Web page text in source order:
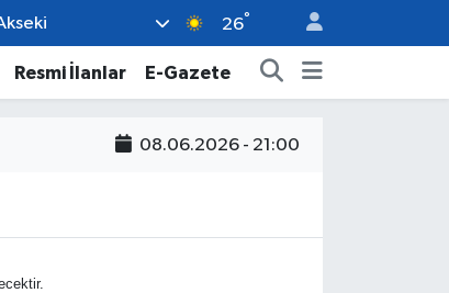
26°
Resmi İlanlar E-Gazete
08.06.2026 - 21:00